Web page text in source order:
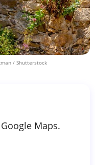
/ Shutterstock
Maps.